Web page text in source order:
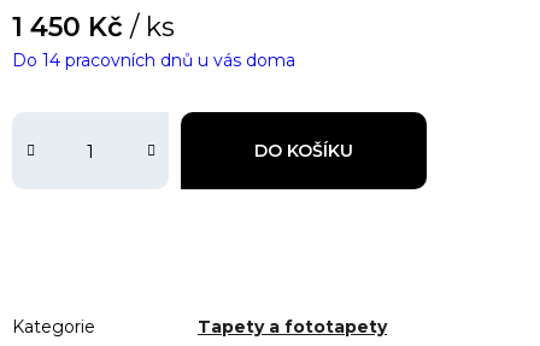
1 450 Kč / ks
DO KOŠÍKU
Do 14 pracovních dnů u vás doma
Kategorie
Tapety a fototapety